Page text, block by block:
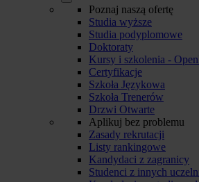
Poznaj naszą ofertę
Studia wyższe
Studia podyplomowe
Doktoraty
Kursy i szkolenia -
Certyfikacje
Szkoła Językowa
Szkoła Trenerów
Drzwi Otwarte
Aplikuj bez problemu
Zasady rekrutacji
Listy rankingowe
Kandydaci z zagranicy
Studenci z innych